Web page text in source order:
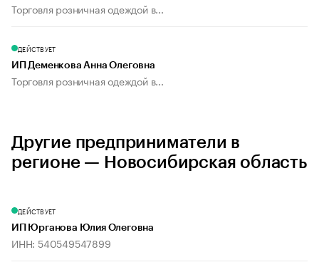
Торговля розничная одеждой в...
ДЕЙСТВУЕТ
ИП Деменкова Анна Олеговна
Торговля розничная одеждой в...
Другие предприниматели в
регионе — Новосибирская область
ДЕЙСТВУЕТ
ИП Юрганова Юлия Олеговна
ИНН: 540549547899